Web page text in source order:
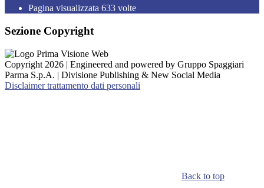
Pagina visualizzata 633 volte
Sezione Copyright
Copyright 2026 | Engineered and powered by Gruppo Spaggiari
Parma S.p.A. | Divisione Publishing & New Social Media
Disclaimer trattamento dati personali
Back to top